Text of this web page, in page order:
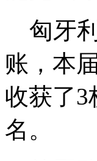
匈牙利
账，本
收获了3
名。